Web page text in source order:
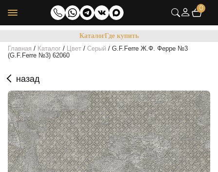
0
КаталогГде купить
Главная / Каталог / Цвет / Серый / G.F.Ferre Ж.Ф. Ферре №3
(G.F.Ferre №3) 62060
назад